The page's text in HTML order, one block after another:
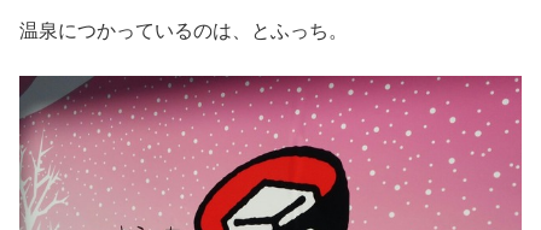
温泉につかっているのは、とふっち。